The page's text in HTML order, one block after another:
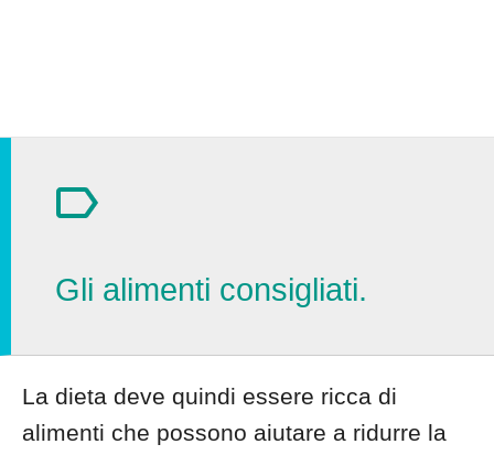
Gli alimenti consigliati.
La dieta deve quindi essere ricca di
alimenti che possono aiutare a ridurre la